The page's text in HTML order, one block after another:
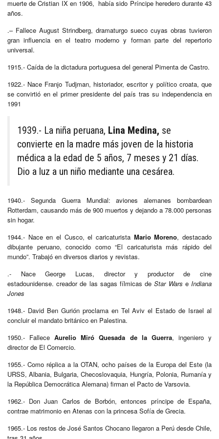
muerte de Cristian IX en 1906, había sido Príncipe heredero durante 43
años.
.– Fallece August Strindberg, dramaturgo sueco cuyas obras tuvieron
gran influencia en el teatro moderno y forman parte del repertorio
universal.
1915.- Caída de la dictadura portuguesa del general Pimenta de Castro.
1922.- Nace Franjo Tudjman, historiador, escritor y político croata, que
se convirtió en el primer presidente del país tras su independencia en
1991
1939.- La niña peruana, Lina Medina, se
convierte en la madre más joven de la historia
médica a la edad de 5 años, 7 meses y 21 días.
Dio a luz a un niño mediante una cesárea.
1940.- Segunda Guerra Mundial: aviones alemanes bombardean
Rotterdam, causando más de 900 muertos y dejando a 78.000 personas
sin hogar.
1944.- Nace en el Cusco, el caricaturista Mario Moreno, destacado
dibujante peruano, conocido como “El caricaturista más rápido del
mundo”. Trabajó en diversos diarios y revistas.
.- Nace George Lucas, director y productor de cine
estadounidense. creador de las sagas fílmicas de Star Wars eIndiana
Jones
1948.- David Ben Gurión proclama en Tel Aviv el Estado de Israel al
concluir el mandato británico en Palestina.
1950.- FalleceAurelio Miró Quesada de la Guerra, ingeniero y
director de El Comercio.
1955.- Como réplica a la OTAN, ocho países de la Europa del Este (la
URSS, Albania, Bulgaria, Checoslovaquia, Hungría, Polonia, Rumanía y
la República Democrática Alemana) firman el Pacto de Varsovia.
1962.- Don Juan Carlos de Borbón, entonces príncipe de España,
contrae matrimonio en Atenas con la princesa Sofía de Grecia.
1965.- Los restos de José Santos Chocano llegaron a Perú desde Chile,